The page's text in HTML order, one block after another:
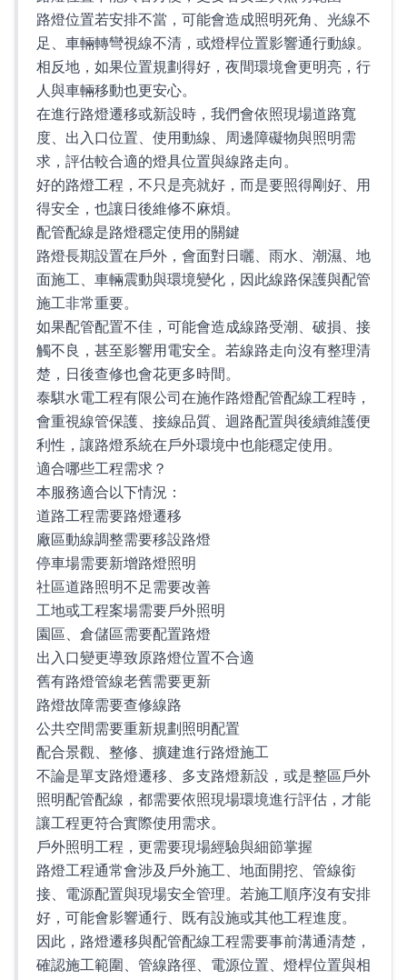
路燈位置若安排不當，可能會造成照明死角、光線不
足、車輛轉彎視線不清，或燈桿位置影響通行動線。
相反地，如果位置規劃得好，夜間環境會更明亮，行
人與車輛移動也更安心。
在進行路燈遷移或新設時，我們會依照現場道路寬
度、出入口位置、使用動線、周邊障礙物與照明需
求，評估較合適的燈具位置與線路走向。
好的路燈工程，不只是亮就好，而是要照得剛好、用
得安全，也讓日後維修不麻煩。
配管配線是路燈穩定使用的關鍵
路燈長期設置在戶外，會面對日曬、雨水、潮濕、地
面施工、車輛震動與環境變化，因此線路保護與配管
施工非常重要。
如果配管配置不佳，可能會造成線路受潮、破損、接
觸不良，甚至影響用電安全。若線路走向沒有整理清
楚，日後查修也會花更多時間。
泰騏水電工程有限公司在施作路燈配管配線工程時，
會重視線管保護、接線品質、迴路配置與後續維護便
利性，讓路燈系統在戶外環境中也能穩定使用。
適合哪些工程需求？
本服務適合以下情況：
道路工程需要路燈遷移
廠區動線調整需要移設路燈
停車場需要新增路燈照明
社區道路照明不足需要改善
工地或工程案場需要戶外照明
園區、倉儲區需要配置路燈
出入口變更導致原路燈位置不合適
舊有路燈管線老舊需要更新
路燈故障需要查修線路
公共空間需要重新規劃照明配置
配合景觀、整修、擴建進行路燈施工
不論是單支路燈遷移、多支路燈新設，或是整區戶外
照明配管配線，都需要依照現場環境進行評估，才能
讓工程更符合實際使用需求。
戶外照明工程，更需要現場經驗與細節掌握
路燈工程通常會涉及戶外施工、地面開挖、管線銜
接、電源配置與現場安全管理。若施工順序沒有安排
好，可能會影響通行、既有設施或其他工程進度。
因此，路燈遷移與配管配線工程需要事前溝通清楚，
確認施工範圍、管線路徑、電源位置、燈桿位置與相